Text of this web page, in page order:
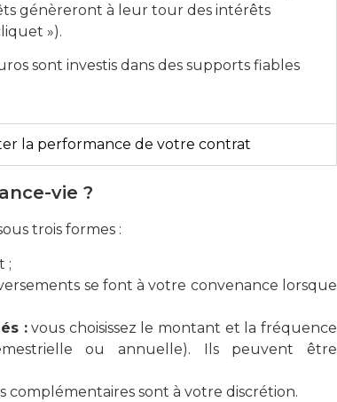
génèreront à leur tour des intérêts
»).
sont investis dans des supports fiables
la performance de votre contrat
vie ?
trois formes :
;
se font à votre convenance lorsque
:vous choisissez le montant et la fréquence
ou annuelle). Ils peuvent être
complémentaires sont à votre discrétion.